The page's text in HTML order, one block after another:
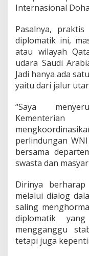
Internasional
Pasalnya,
diplomatik ini,
atau wilayah
udara Saudi
Jadi hanya ada
yaitu dari jalur
“Saya
perlindungan
bersama
swasta dan
Dirinya
melalui dialog
saling
diplomatik
mengganggu
tetapi juga